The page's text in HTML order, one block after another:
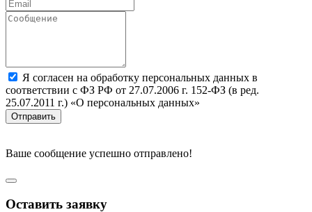
Я согласен на обработку персональных данных в
соответствии с ФЗ РФ от 27.07.2006 г. 152-ФЗ (в ред.
25.07.2011 г.) «О персональных данных»
Отправить
Ваше сообщение успешно отправлено!
Оставить заявку